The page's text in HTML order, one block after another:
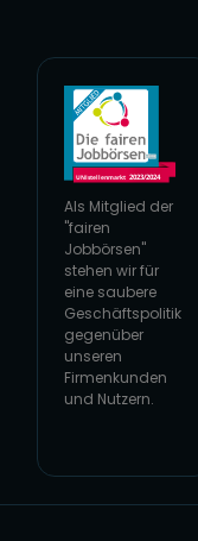
Als Mitglied der
"fairen
Jobbörsen"
stehen wir für
eine saubere
Geschäftspolitik
gegenüber
unseren
Firmenkunden
und Nutzern.